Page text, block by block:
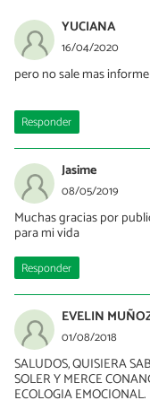
YUCIANA
16/04/2020
pero no sale mas informe
Responder
Jasime
08/05/2019
Muchas gracias por
para mi vida
Responder
EVELIN
01/08/2018
SALUDOS, QUISIERA
SOLER Y MERCE
ECOLOGIA EMOCIONAL.